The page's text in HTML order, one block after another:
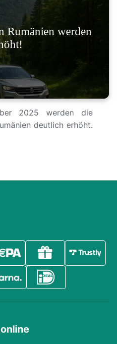
Rumänien werden
2025 werden die
deutlich erhöht.